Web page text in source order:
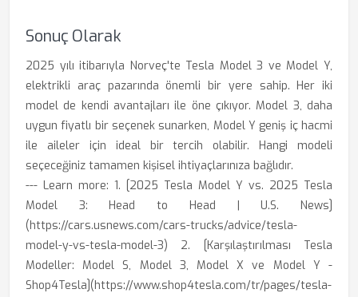
Sonuç Olarak
2025 yılı itibarıyla Norveç'te Tesla Model 3 ve Model Y,
elektrikli araç pazarında önemli bir yere sahip. Her iki
model de kendi avantajları ile öne çıkıyor. Model 3, daha
uygun fiyatlı bir seçenek sunarken, Model Y geniş iç hacmi
ile aileler için ideal bir tercih olabilir. Hangi modeli
seçeceğiniz tamamen kişisel ihtiyaçlarınıza bağlıdır.
--- Learn more: 1. [2025 Tesla Model Y vs. 2025 Tesla
Model 3: Head to Head | U.S. News]
(https://cars.usnews.com/cars-trucks/advice/tesla-
model-y-vs-tesla-model-3) 2. [Karşılaştırılması Tesla
Modeller: Model S, Model 3, Model X ve Model Y -
Shop4Tesla](https://www.shop4tesla.com/tr/pages/tesla-